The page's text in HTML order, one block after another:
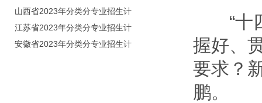
划（院校代号：1889）
山西省2023年分类分专业招生计
划（院校代号：5560）
江苏省2023年分类分专业招生计
划（院校代号：8931）
安徽省2023年分类分专业招生计
“十四
握好、
要求？
鹏。